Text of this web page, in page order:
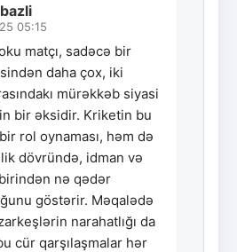
05:15
matçı, sadəcə bir
daha çox, iki
mürəkkəb siyasi
bir əksidir. Kriketin bu
rol oynaması, həm də
dövründə, idman və
nə qədər
göstərir. Məqalədə
narahatlığı da
cür qarşılaşmalar hər